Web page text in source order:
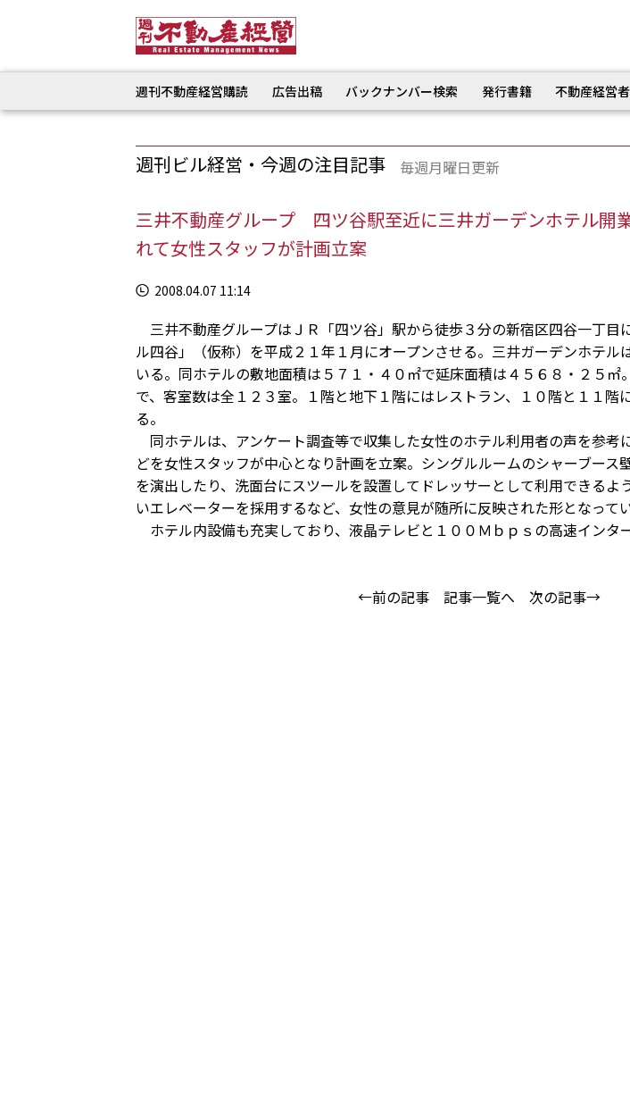
週刊不動産経営購読 広告出稿 バックナンバー検索 発行書籍 不動産経営
週刊ビル経営・今週の注目記事 毎週月曜日更新
三井不動産グループ 四ツ谷駅至近に三井ガーデンホテル
れて女性スタッフが計画立案
2008.04.07 11:14
三井不動産グループはＪＲ「四ツ谷」駅から徒歩３分の新宿区四谷一丁目
ル四谷」（仮称）を平成２１年１月にオープンさせる。三井ガーデンホテル
いる。同ホテルの敷地面積は５７１・４０㎡で延床面積は４５６８・２５㎡
で、客室数は全１２３室。１階と地下１階にはレストラン、１０階と１１階
る。
同ホテルは、アンケート調査等で収集した女性のホテル利用者の声を参考
どを女性スタッフが中心となり計画を立案。シングルルームのシャーブース
を演出したり、洗面台にスツールを設置してドレッサーとして利用できるよ
いエレベーターを採用するなど、女性の意見が随所に反映された形となってい
ホテル内設備も充実しており、液晶テレビと１００Ｍｂｐｓの高速インタ
←前の記事 記事一覧へ 次の記事→